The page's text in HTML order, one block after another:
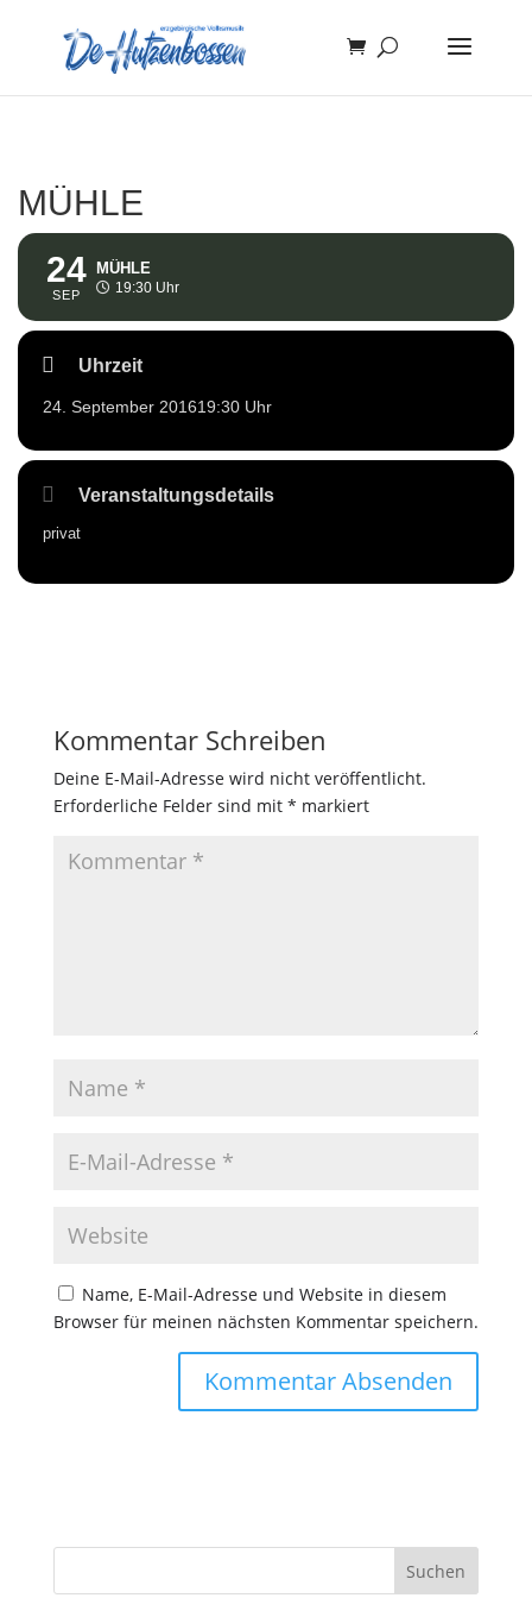
MÜHLE
24
SEP
MÜHLE
19:30 Uhr
Uhrzeit
24. September 201619:30 Uhr
Veranstaltungsdetails
privat
Kommentar Schreiben
Deine E-Mail-Adresse wird nicht veröffentlicht.
Erforderliche Felder sind mit * markiert
Name, E-Mail-Adresse und Website in diesem
Browser für meinen nächsten Kommentar speichern.